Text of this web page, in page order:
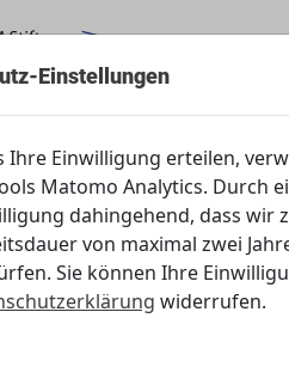
Servicecenter
Einstellungen
Ihre Einwilligung erteilen,
Matomo Analytics. Durch
dahingehend, dass wir
von maximal zwei
Sie können Ihre
widerrufen.